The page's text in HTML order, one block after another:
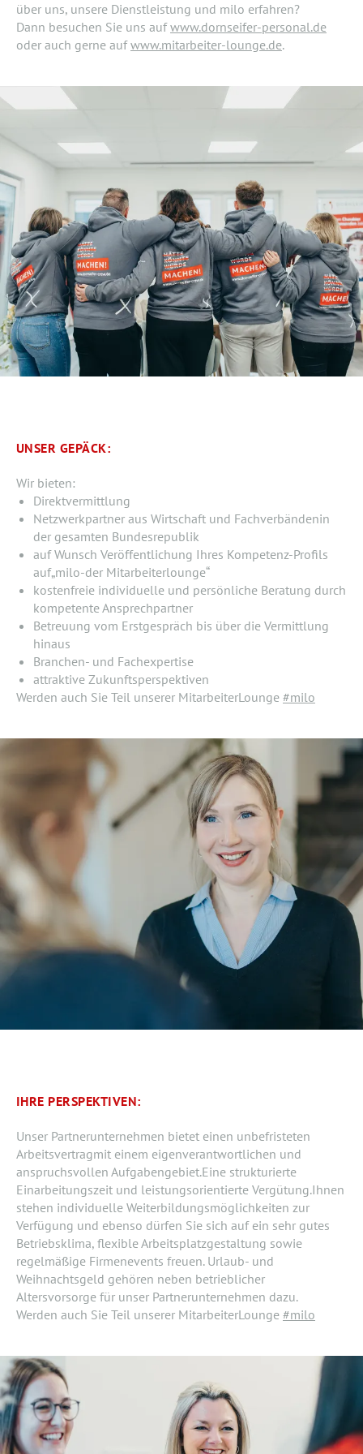
über uns, unsere Dienstleistung und milo erfahren?
Dann besuchen Sie uns aufwww.dornseifer-personal.de
oder auch gerne aufwww.mitarbeiter-lounge.de.
UNSER GEPÄCK:
Wir bieten:
Direktvermittlung
Netzwerkpartner aus Wirtschaft und Fachverbändenin
der gesamten Bundesrepublik
auf Wunsch Veröffentlichung Ihres Kompetenz-Profils
auf„milo-der Mitarbeiterlounge“
kostenfreie individuelle und persönliche Beratung durch
kompetente Ansprechpartner
Betreuung vom Erstgespräch bis über die Vermittlung
hinaus
Branchen- und Fachexpertise
attraktive Zukunftsperspektiven
Werden auch Sie Teil unserer MitarbeiterLounge #milo
IHRE PERSPEKTIVEN:
Unser Partnerunternehmen bietet einen unbefristeten
Arbeitsvertragmit einem eigenverantwortlichen und
anspruchsvollen Aufgabengebiet.Eine strukturierte
Einarbeitungszeit und leistungsorientierte Vergütung.Ihnen
stehen individuelle Weiterbildungsmöglichkeiten zur
Verfügung und ebenso dürfen Sie sich auf ein sehr gutes
Betriebsklima, flexible Arbeitsplatzgestaltung sowie
regelmäßige Firmenevents freuen. Urlaub- und
Weihnachtsgeld gehören neben betrieblicher
Altersvorsorge für unser Partnerunternehmen dazu.
Werden auch Sie Teil unserer MitarbeiterLounge #milo